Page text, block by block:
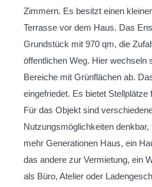
Zimmern. Es besitzt einen
Terrasse vor dem Haus. Das
Grundstück mit 970 qm, die
öffentlichen Weg. Hier wechseln
Bereiche mit Grünflächen ab.
eingefriedet. Es bietet Stellplätze
Für das Objekt sind
Nutzungsmöglichkeiten
mehr Generationen Haus, ein
das andere zur Vermietung, ein
als Büro, Atelier oder